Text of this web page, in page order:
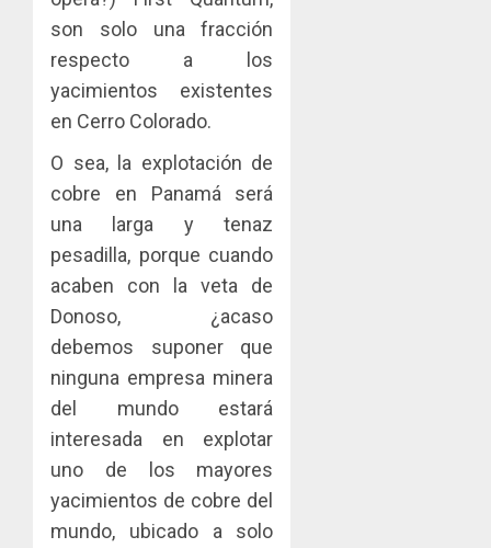
son solo una fracción
respecto a los
yacimientos existentes
en Cerro Colorado.
O sea, la explotación de
cobre en Panamá será
una larga y tenaz
pesadilla, porque cuando
acaben con la veta de
Donoso, ¿acaso
debemos suponer que
ninguna empresa minera
del mundo estará
interesada en explotar
uno de los mayores
yacimientos de cobre del
mundo, ubicado a solo